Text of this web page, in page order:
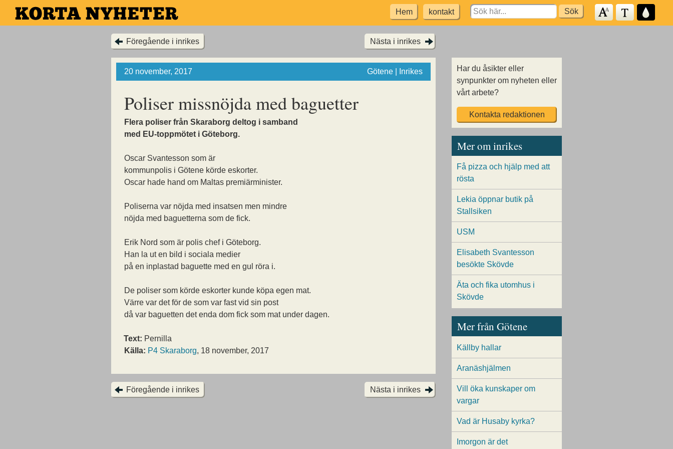
Hoppa
till
Hem kontakt
Search
for:
Föregående i inrikes Nästa i inrikes
20 november, 2017 Götene | Inrikes
Poliser missnöjda med baguetter
Flera poliser från Skaraborg deltog i samband
med EU-toppmötet i Göteborg.
Oscar Svantesson som är
kommunpolis i Götene körde eskorter.
Oscar hade hand om Maltas premiärminister.
Poliserna var nöjda med insatsen men mindre
nöjda med baguetterna som de fick.
Erik Nord som är polis chef i Göteborg.
Han la ut en bild i sociala medier
på en inplastad baguette med en gul röra i.
De poliser som körde eskorter kunde köpa egen mat.
Värre var det för de som var fast vid sin post
då var baguetten det enda dom fick som mat under dagen.
Text: Pernilla
Källa: P4 Skaraborg, 18 november, 2017
Föregående i inrikes Nästa i inrikes
Har du åsikter eller
synpunkter om nyheten eller
vårt arbete?
Kontakta redaktionen
Mer om inrikes
Få pizza och hjälp med att
rösta
Lekia öppnar butik på
Stallsiken
USM
Elisabeth Svantesson
besökte Skövde
Äta och fika utomhus i
Skövde
Mer från Götene
Källby hallar
Aranäshjälmen
Vill öka kunskaper om
vargar
Vad är Husaby kyrka?
Imorgon är det